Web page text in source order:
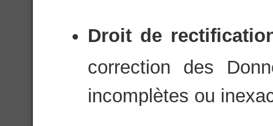
Droit de
correction des
incomplètes ou